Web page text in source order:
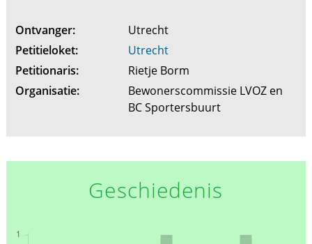
Ontvanger:
Utrecht
Petitieloket:
Utrecht
Petitionaris:
Rietje Borm
Organisatie:
Bewonerscommissie LVOZ en
BC Sportersbuurt
Geschiedenis